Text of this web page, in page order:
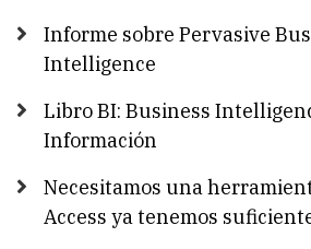
Informe sobre Pervasive
Intelligence
Libro BI: Business
Información
Necesitamos una
Access ya tenemos